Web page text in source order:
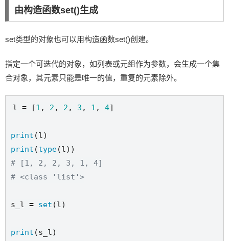
由构造函数set()生成
set类型的对象也可以用构造函数set()创建。
指定一个可迭代的对象，如列表或元组作为参数，会生成一个集
合对象，其元素只能是唯一的值，重复的元素除外。
l = [1 , 2 , 2 , 3 , 1 , 4]
print
print (type
# [1, 2, 2, 3, 1, 4]
# <class 'list'>
s_l = set (l)
print